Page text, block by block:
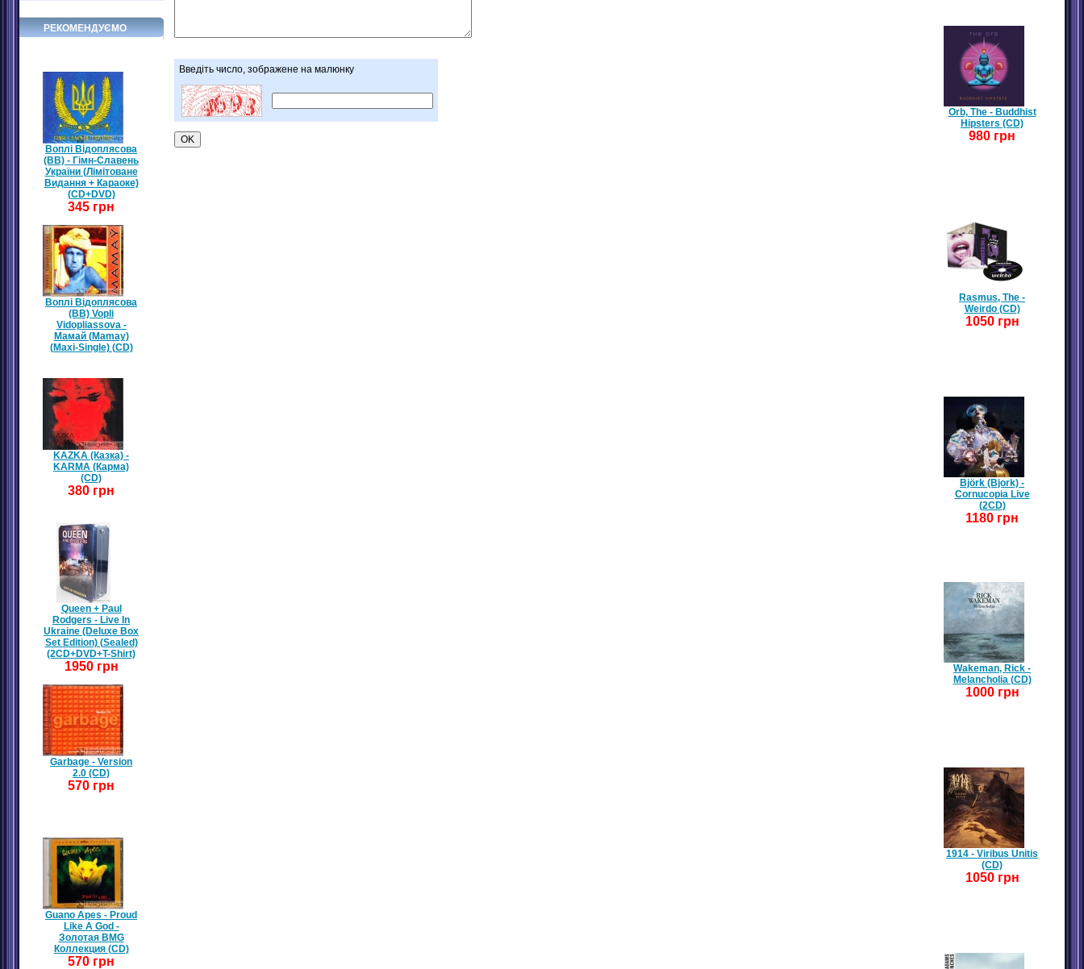
РЕКОМЕНДУЄМО
Воплі Відоплясова
(ВВ) - Гімн-Славень
України (Лімітоване
Видання + Караоке)
(CD+DVD)
345 грн
Воплі Відоплясова
(ВВ) Vopli
Vidopliassova -
Мамай (Mamay)
(Maxi-Single) (CD)
KAZKA (Казка) -
KARMA (Карма)
(CD)
380 грн
Queen + Paul
Rodgers - Live In
Ukraine (Deluxe Box
Set Edition) (Sealed)
(2CD+DVD+T-Shirt)
1950 грн
Garbage - Version
2.0 (CD)
570 грн
Guano Apes - Proud
Like A God -
Золотая BMG
Коллекция (CD)
570 грн
Введіть число, зображене на малюнку
Orb, The - Buddhist
Hipsters (CD)
980 грн
Rasmus, The -
Weirdo (CD)
1050 грн
Björk (Bjork) -
Cornucopia Live
(2CD)
1180 грн
Wakeman, Rick -
Melancholia (CD)
1000 грн
1914 - Viribus Unitis
(CD)
1050 грн